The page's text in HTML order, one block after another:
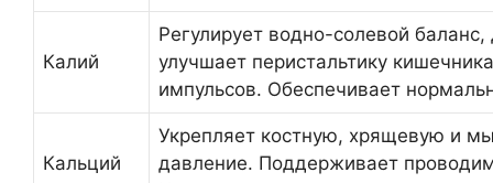
Калий
Регулирует водно-солевой
улучшает перистальтику
импульсов. Обеспечивает
Кальций
Укрепляет костную, хрящевую и
давление. Поддерживает